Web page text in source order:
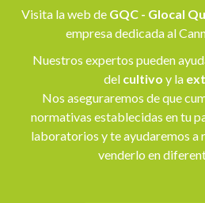
Visita la web de GQC - Glocal
empresa dedicada al
Nuestros expertos pueden
del cultivo y la
Nos aseguraremos de que
normativas establecidas en tu
laboratorios y te ayudaremos
venderlo en